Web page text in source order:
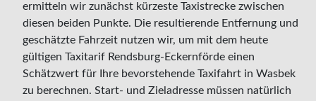
ermitteln wir zunächst kürzeste Taxistrecke zwischen
diesen beiden Punkte. Die resultierende Entfernung und
geschätzte Fahrzeit nutzen wir, um mit dem heute
gültigen Taxitarif Rendsburg-Eckernförde einen
Schätzwert für Ihre bevorstehende Taxifahrt in Wasbek
zu berechnen. Start- und Zieladresse müssen natürlich